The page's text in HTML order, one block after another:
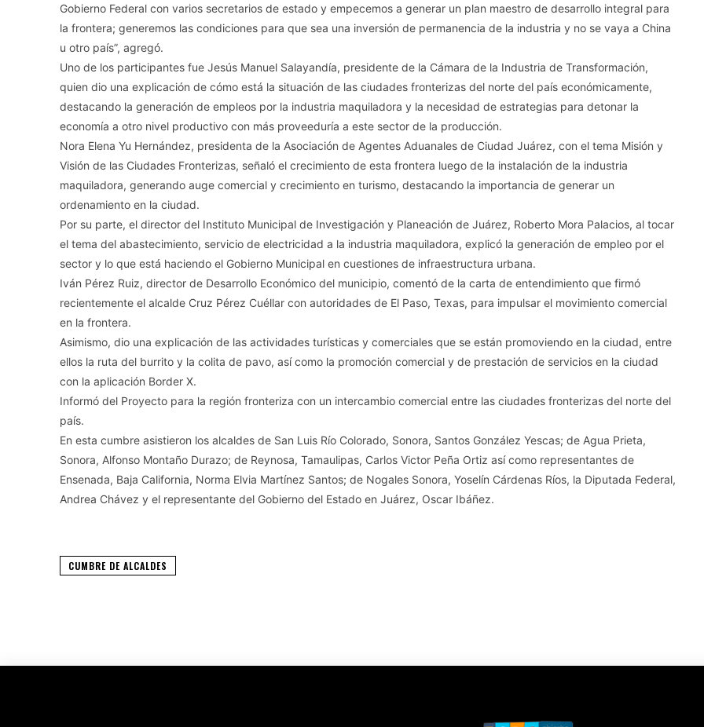
Gobierno Federal con varios secretarios de estado y empecemos a generar un plan maestro de desarrollo integral para
la frontera; generemos las condiciones para que sea una inversión de permanencia de la industria y no se vaya a China
u otro país”, agregó.
Uno de los participantes fue Jesús Manuel Salayandía, presidente de la Cámara de la Industria de Transformación,
quien dio una explicación de cómo está la situación de las ciudades fronterizas del norte del país económicamente,
destacando la generación de empleos por la industria maquiladora y la necesidad de estrategias para detonar la
economía a otro nivel productivo con más proveeduría a este sector de la producción.
Nora Elena Yu Hernández, presidenta de la Asociación de Agentes Aduanales de Ciudad Juárez, con el tema Misión y
Visión de las Ciudades Fronterizas, señaló el crecimiento de esta frontera luego de la instalación de la industria
maquiladora, generando auge comercial y crecimiento en turismo, destacando la importancia de generar un
ordenamiento en la ciudad.
Por su parte, el director del Instituto Municipal de Investigación y Planeación de Juárez, Roberto Mora Palacios, al tocar
el tema del abastecimiento, servicio de electricidad a la industria maquiladora, explicó la generación de empleo por el
sector y lo que está haciendo el Gobierno Municipal en cuestiones de infraestructura urbana.
Iván Pérez Ruiz, director de Desarrollo Económico del municipio, comentó de la carta de entendimiento que firmó
recientemente el alcalde Cruz Pérez Cuéllar con autoridades de El Paso, Texas, para impulsar el movimiento comercial
en la frontera.
Asimismo, dio una explicación de las actividades turísticas y comerciales que se están promoviendo en la ciudad, entre
ellos la ruta del burrito y la colita de pavo, así como la promoción comercial y de prestación de servicios en la ciudad
con la aplicación Border X.
Informó del Proyecto para la región fronteriza con un intercambio comercial entre las ciudades fronterizas del norte del
país.
En esta cumbre asistieron los alcaldes de San Luis Río Colorado, Sonora, Santos González Yescas; de Agua Prieta,
Sonora, Alfonso Montaño Durazo; de Reynosa, Tamaulipas, Carlos Victor Peña Ortiz así como representantes de
Ensenada, Baja California, Norma Elvia Martínez Santos; de Nogales Sonora, Yoselín Cárdenas Ríos, la Diputada Federal,
Andrea Chávez y el representante del Gobierno del Estado en Juárez, Oscar Ibáñez.
CUMBRE DE ALCALDES